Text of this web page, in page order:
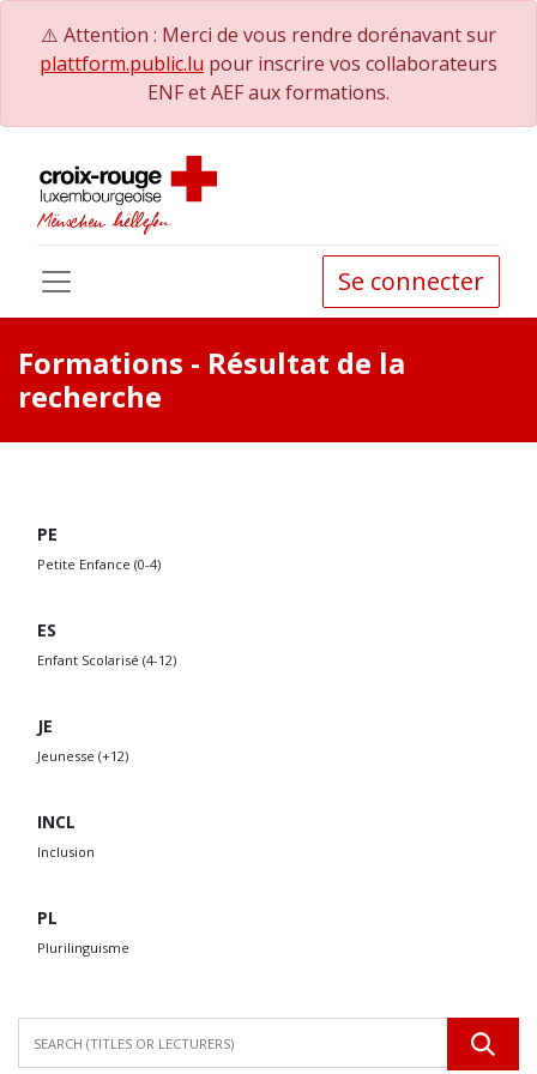
⚠️ Attention : Merci de vous rendre dorénavant sur
plattform.public.lu pour inscrire vos collaborateurs
ENF et AEF aux formations.
Se connecter
Formations - Résultat de la
recherche
PE
Petite Enfance (0-4)
ES
Enfant Scolarisé (4-12)
JE
Jeunesse (+12)
INCL
Inclusion
PL
Plurilinguisme